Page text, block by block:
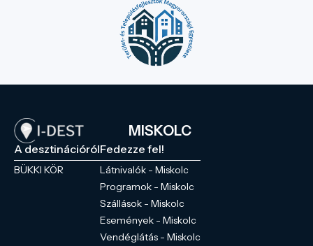
MISKOLC
A desztinációról
BÜKKI KÖR
Fedezze fel!
Látnivalók - Miskolc
Programok - Miskolc
Szállások - Miskolc
Események - Miskolc
Vendéglátás - Miskolc